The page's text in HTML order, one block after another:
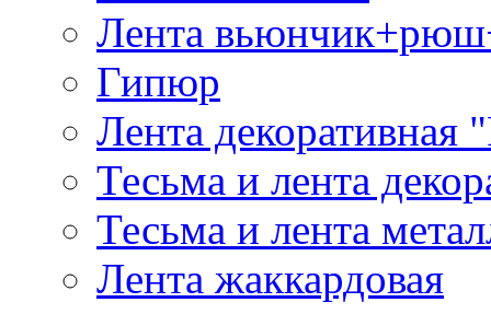
Лента
Гипюр
Лента декоративная
Тесьма и лента
Тесьма и лента
Лента жаккардовая